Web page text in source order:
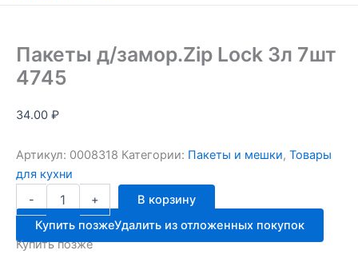
Пакеты д/замор.Zip Lock 3л 7шт
4745
34.00 ₽
Артикул: 0008318 Категории: Пакеты и мешки, Товары
для кухни
-
Количество
товара
Пакеты
д/
замор.Zip
+
В корзину
Купить позжеУдалить из отложенных покупок
Купить позже